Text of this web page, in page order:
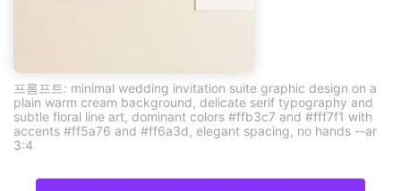
프롬프트: minimal wedding invitation suite graphic design on a
plain warm cream background, delicate serif typography and
subtle floral line art, dominant colors #ffb3c7 and #fff7f1 with
accents #ff5a76 and #ff6a3d, elegant spacing, no hands --ar
3:4